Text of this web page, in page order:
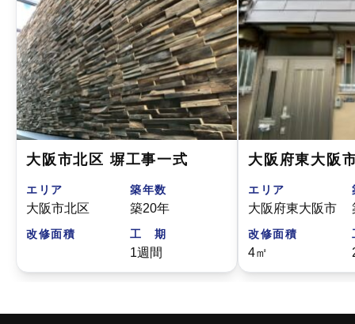
大阪市北区 塀工事一式
エリア
大阪市北区
築年数
築20年
改修面積 工 期
1週間
エリア
大阪府東大阪市
改修面積
4㎡